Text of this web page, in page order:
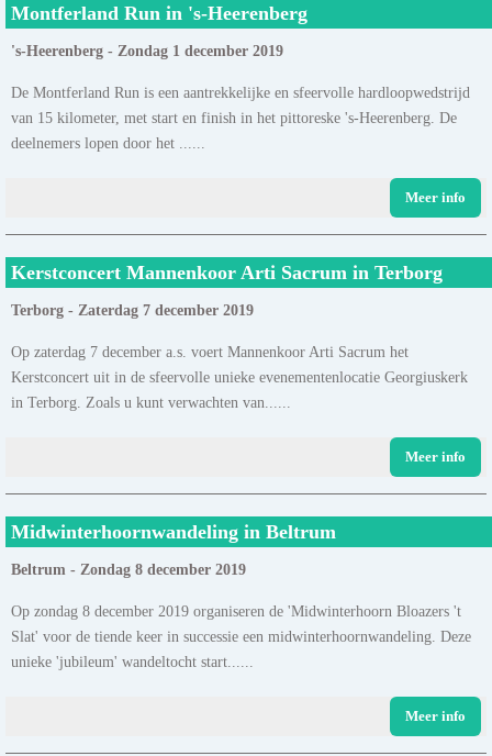
Montferland Run in 's-Heerenberg
's-Heerenberg - Zondag 1 december 2019
De Montferland Run is een aantrekkelijke en sfeervolle hardloopwedstrijd
van 15 kilometer, met start en finish in het pittoreske 's-Heerenberg. De
deelnemers lopen door het ......
Meer info
Kerstconcert Mannenkoor Arti Sacrum in Terborg
Terborg - Zaterdag 7 december 2019
Op zaterdag 7 december a.s. voert Mannenkoor Arti Sacrum het
Kerstconcert uit in de sfeervolle unieke evenementenlocatie Georgiuskerk
in Terborg. Zoals u kunt verwachten van......
Meer info
Midwinterhoornwandeling in Beltrum
Beltrum - Zondag 8 december 2019
Op zondag 8 december 2019 organiseren de 'Midwinterhoorn Bloazers 't
Slat' voor de tiende keer in successie een midwinterhoornwandeling. Deze
unieke 'jubileum' wandeltocht start......
Meer info